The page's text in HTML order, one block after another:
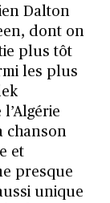
Dalton
dont on
plus tôt
les plus
chanson
et
presque
unique